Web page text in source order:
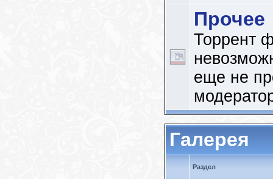
Прочее
Торрент
еще не
Галерея
Раздел